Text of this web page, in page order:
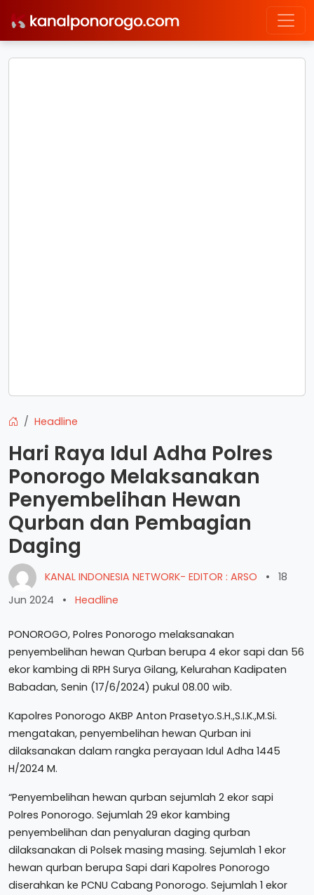
Headline
Hari Raya Idul Adha Polres
Ponorogo Melaksanakan
Penyembelihan Hewan
Qurban dan Pembagian
Daging
KANAL INDONESIA NETWORK- EDITOR : ARSO •
18
Jun 2024
• Headline
PONOROGO, Polres Ponorogo melaksanakan
penyembelihan hewan Qurban berupa 4 ekor sapi dan 56
ekor kambing di RPH Surya Gilang, Kelurahan Kadipaten
Babadan, Senin (17/6/2024) pukul 08.00 wib.
Kapolres Ponorogo AKBP Anton Prasetyo.S.H.,S.I.K.,M.Si.
mengatakan, penyembelihan hewan Qurban ini
dilaksanakan dalam rangka perayaan Idul Adha 1445
H/2024 M.
“Penyembelihan hewan qurban sejumlah 2 ekor sapi
Polres Ponorogo. Sejumlah 29 ekor kambing
penyembelihan dan penyaluran daging qurban
dilaksanakan di Polsek masing masing. Sejumlah 1 ekor
hewan qurban berupa Sapi dari Kapolres Ponorogo
diserahkan ke PCNU Cabang Ponorogo. Sejumlah 1 ekor